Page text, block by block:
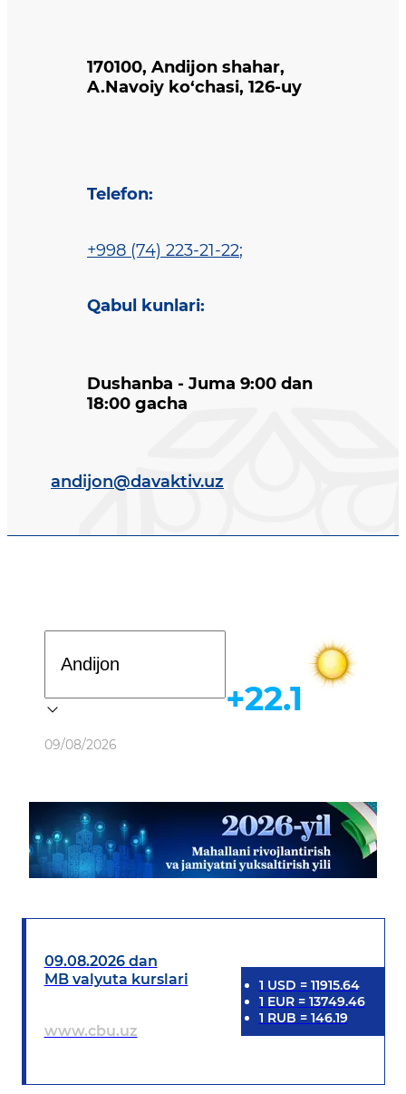
170100, Andijon shahar,
A.Navoiy ko‘chasi, 126-uy
Telefon:
+998 (74) 223-21-22;
Qabul kunlari:
Dushanba - Juma 9:00 dan
18:00 gacha
andijon@davaktiv.uz
Ob-havo
09/08/2026
+22.1
09.08.2026 dan
MB valyuta kurslari
www.cbu.uz
1 USD = 11915.64
1 EUR= 13749.46
1 RUB = 146.19